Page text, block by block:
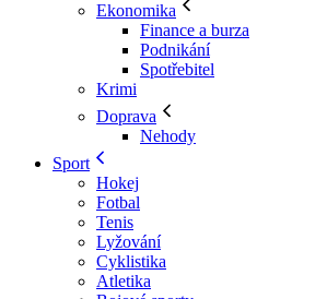
Ekonomika
Finance a burza
Podnikání
Spotřebitel
Krimi
Doprava
Nehody
Sport
Hokej
Fotbal
Tenis
Lyžování
Cyklistika
Atletika